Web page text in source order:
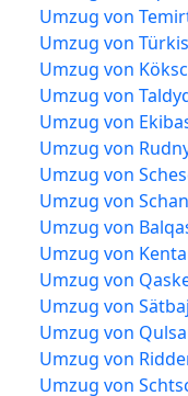
Umzug von
Umzug von
Umzug von
Umzug von
Umzug von
Umzug von
Umzug von
Umzug von
Umzug von
Umzug von
Umzug von
Umzug von
Umzug von
Umzug von
Umzug von